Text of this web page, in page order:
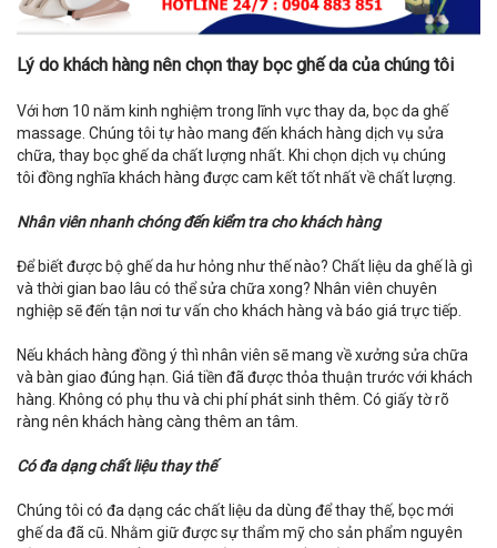
Lý do khách hàng nên chọn thay bọc ghế da của chúng tôi
Với hơn 10 năm kinh nghiệm trong lĩnh vực thay da, bọc da ghế
massage. Chúng tôi tự hào mang đến khách hàng dịch vụ sửa
chữa, thay bọc ghế da chất lượng nhất. Khi chọn dịch vụ chúng
tôi đồng nghĩa khách hàng được cam kết tốt nhất về chất lượng.
Nhân viên nhanh chóng đến kiểm tra cho khách hàng
Để biết được bộ ghế da hư hỏng như thế nào? Chất liệu da ghế là gì
và thời gian bao lâu có thể sửa chữa xong? Nhân viên chuyên
nghiệp sẽ đến tận nơi tư vấn cho khách hàng và báo giá trực tiếp.
Nếu khách hàng đồng ý thì nhân viên sẽ mang về xưởng sửa chữa
và bàn giao đúng hạn. Giá tiền đã được thỏa thuận trước với khách
hàng. Không có phụ thu và chi phí phát sinh thêm. Có giấy tờ rõ
ràng nên khách hàng càng thêm an tâm.
Có đa dạng chất liệu thay thế
Chúng tôi có đa dạng các chất liệu da dùng để thay thế, bọc mới
ghế da đã cũ. Nhằm giữ được sự thẩm mỹ cho sản phẩm nguyên